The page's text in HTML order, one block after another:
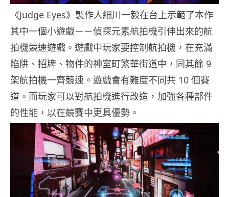
《Judge Eyes》製作人細川一毅在台上示範了本作
其中一個小遊戲－－偵探元素航拍機引伸出來的航
拍機競速遊戲。遊戲中玩家要控制航拍機，在充滿
陷阱、招牌、物件的神室町繁華街道中，同其餘 9
架航拍機一齊競速。遊戲會有難度不同共 10 個賽
道。而玩家可以對航拍機進行改造，加強各種部件
的性能，以在競賽中更具優勢。